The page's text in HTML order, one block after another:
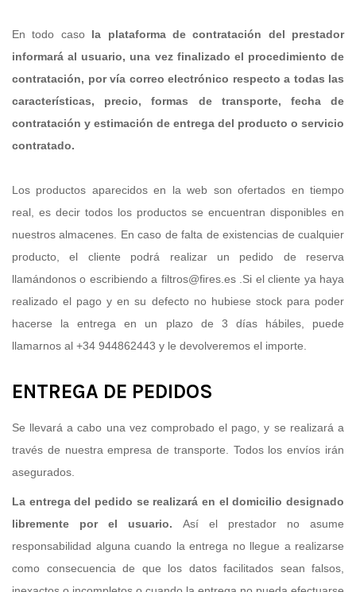
En todo casola plataforma de contratación del prestador
informará al usuario, una vez finalizado el procedimiento de
contratación, por vía correo electrónico respecto a todas las
características, precio, formas de transporte, fecha de
contratación y estimación de entrega del producto o servicio
contratado.
Los productos aparecidos en la web son ofertados en tiempo
real, es decir todos los productos se encuentran disponibles en
nuestros almacenes. En caso de falta de existencias de cualquier
producto, el cliente podrá realizar un pedido de reserva
llamándonos o escribiendo a filtros@fires.es .Si el cliente ya haya
realizado el pago y en su defecto no hubiese stock para poder
hacerse la entrega en un plazo de 3 días hábiles, puede
llamarnos al +34 944862443 y le devolveremos el importe.
ENTREGA DE PEDIDOS
Se llevará a cabo una vez comprobado el pago, y se realizará a
través de nuestra empresa de transporte. Todos los envíos irán
asegurados.
La entrega del pedido se realizará en el domicilio designado
libremente por el usuario. Así el prestador no asume
responsabilidad alguna cuando la entrega no llegue a realizarse
como consecuencia de que los datos facilitados sean falsos,